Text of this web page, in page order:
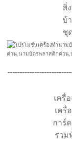
สิ่
บ้
ชุ
เครื่
เค
กา
รวม